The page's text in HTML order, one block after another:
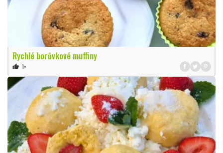
Rychlé borůvkové muffiny
thumb_up 1×